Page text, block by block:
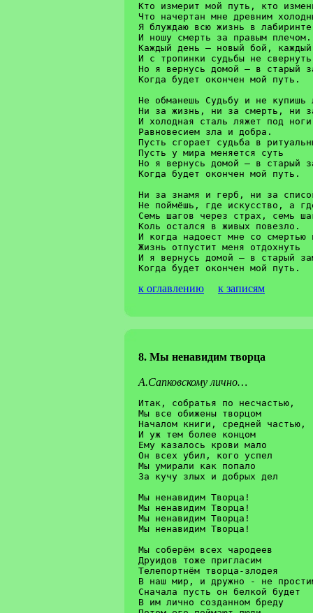
Кто измерит мой путь, кто изменит
Что начертан мне древним холодным
Я блуждаю всю жизнь в лабиринте дорог
И ношу смерть за правым плечом.				G  Am
Каждый день – новый бой, каждый
И с тропинки судьбы не свернуть				F  G
Но я вернусь домой – в старый замок в горах
Когда будет окончен мой путь.				F  G Am
Не обманешь Судьбу и не купишь
Ни за жизнь, ни за смерть, ни
И холодная сталь ляжет под
Равновесием зла и добра.
Пусть сгорает судьба в
Пусть у мира меняется суть
Но я вернусь домой – в старый
Когда будет окончен мой путь.
Ни за знамя и герб, ни за
Не поймёшь, где искусство, а
Семь шагов через страх, семь
Коль остался в живых повезло.
И когда надоест мне со смертью
Жизнь отпустит меня отдохнуть
И я вернусь домой – в старый
к оглавлению к записям
8. Мы ненавидим творца
А.Сапковскому лично…
Итак, собратья по несчастью,	G  D
Мы все обижены творцом		Em  Hm
Началом книги, средней частью,	C  G
И уж тем более концом		D
Ему казалось крови мало		G  F#
Он всех убил, кого успел	Hm  G
Мы умирали как попало		D  A
За кучу злых и добрых дел	Hm  A
Мы ненавидим Творца!		A  H
Мы ненавидим Творца!		G
Мы ненавидим Творца!		D
Мы ненавидим Творца!		E A7
Мы соберём всех чародеев
Друидов тоже пригласим
Телепортнём творца-злодея
В наш мир, и дружно - не
Сначала пусть он белкой будет
В им лично созданном бреду